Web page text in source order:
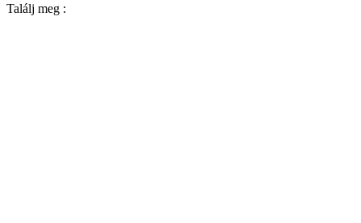
Találj meg :